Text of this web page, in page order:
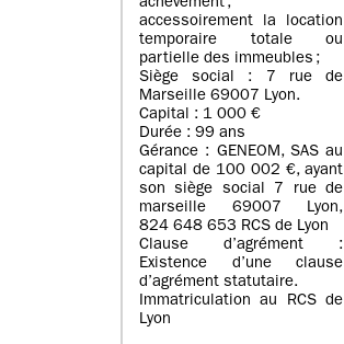
achèvement ;
accessoirement la location
temporaire totale ou
partielle des immeubles ;
Siège social : 7 rue de
Marseille 69007 Lyon.
Capital : 1 000 €
Durée : 99 ans
Gérance : GENEOM, SAS au
capital de 100 002 €, ayant
son siège social 7 rue de
marseille 69007 Lyon,
824 648 653 RCS de Lyon
Clause d’agrément :
Existence d’une clause
d’agrément statutaire.
Immatriculation au RCS de
Lyon